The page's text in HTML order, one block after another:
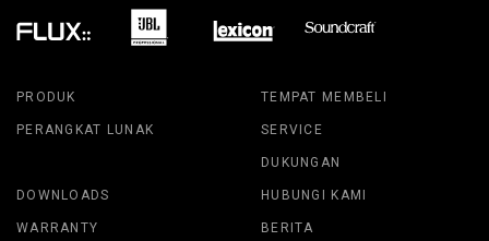
PRODUK
PERANGKAT LUNAK
TEMPAT MEMBELI
SERVICE
DUKUNGAN
DOWNLOADS
WARRANTY
HUBUNGI KAMI
BERITA